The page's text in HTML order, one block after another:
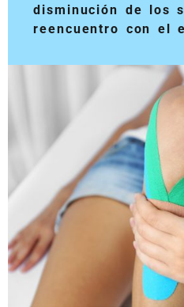
disminución de los
reencuentro con el